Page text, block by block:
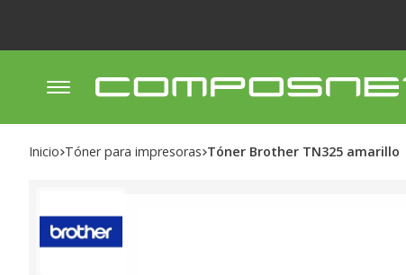
Inicio tóner para impresoras Tóner Brother TN325 amarillo